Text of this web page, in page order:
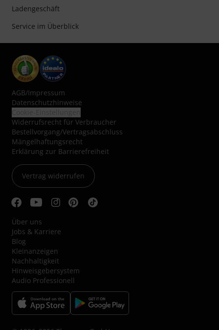
Ladengeschäft
Service im Überblick
AGB/Impressum
Datenschutzhinweise
Widerrufsrecht für Verbraucher
Bestellvorgang/Vertragsabschluss
Mängelhaftungsrecht
Erklärung zur Barrierefreiheit
Vertrag widerrufen
Über uns
Jobs & Karriere
Blog
Kleinanzeigen
Nachhaltigkeit
Hinweisgebersystem
Audio Professionell